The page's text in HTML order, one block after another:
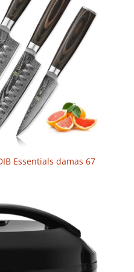
Essentials damas 67